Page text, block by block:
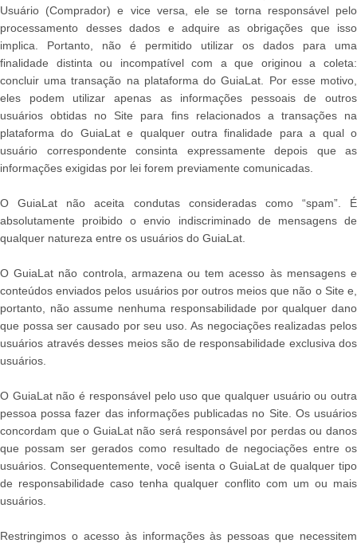
Usuário (Comprador) e vice versa, ele se torna responsável pelo
processamento desses dados e adquire as obrigações que isso
implica. Portanto, não é permitido utilizar os dados para uma
finalidade distinta ou incompatível com a que originou a coleta:
concluir uma transação na plataforma do GuiaLat. Por esse motivo,
eles podem utilizar apenas as informações pessoais de outros
usuários obtidas no Site para fins relacionados a transações na
plataforma do GuiaLat e qualquer outra finalidade para a qual o
usuário correspondente consinta expressamente depois que as
informações exigidas por lei forem previamente comunicadas.
O GuiaLat não aceita condutas consideradas como “spam”. É
absolutamente proibido o envio indiscriminado de mensagens de
qualquer natureza entre os usuários do GuiaLat.
O GuiaLat não controla, armazena ou tem acesso às mensagens e
conteúdos enviados pelos usuários por outros meios que não o Site e,
portanto, não assume nenhuma responsabilidade por qualquer dano
que possa ser causado por seu uso. As negociações realizadas pelos
usuários através desses meios são de responsabilidade exclusiva dos
usuários.
O GuiaLat não é responsável pelo uso que qualquer usuário ou outra
pessoa possa fazer das informações publicadas no Site. Os usuários
concordam que o GuiaLat não será responsável por perdas ou danos
que possam ser gerados como resultado de negociações entre os
usuários. Consequentemente, você isenta o GuiaLat de qualquer tipo
de responsabilidade caso tenha qualquer conflito com um ou mais
usuários.
Restringimos o acesso às informações às pessoas que necessitem